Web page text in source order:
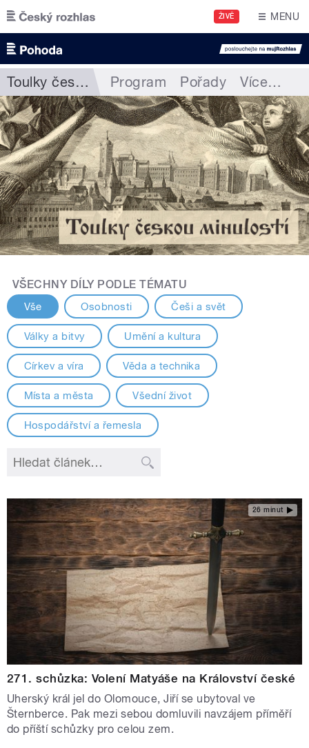
Přejít k hlavnímu obsahu
ŽIVĚ MENU
Toulky českou minulostí Program Pořady Více…
VŠECHNY DÍLY PODLE TÉMATU
Vše Osobnosti Češi a svět
Války a bitvy Umění a kultura
Církev a víra Věda a technika
Místa a města Všední život
Hospodářství a řemesla
26 minut
271. schůzka: Volení Matyáše na Království české
Uherský král jel do Olomouce, Jiří se ubytoval ve
Šternberce. Pak mezi sebou domluvili navzájem příměří
do příští schůzky pro celou zem.